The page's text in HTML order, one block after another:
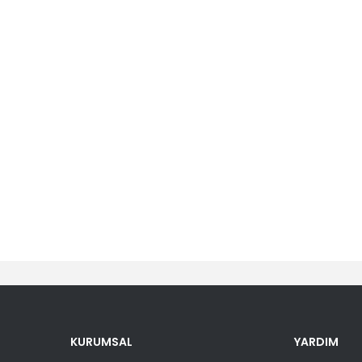
KURUMSAL YARDIM